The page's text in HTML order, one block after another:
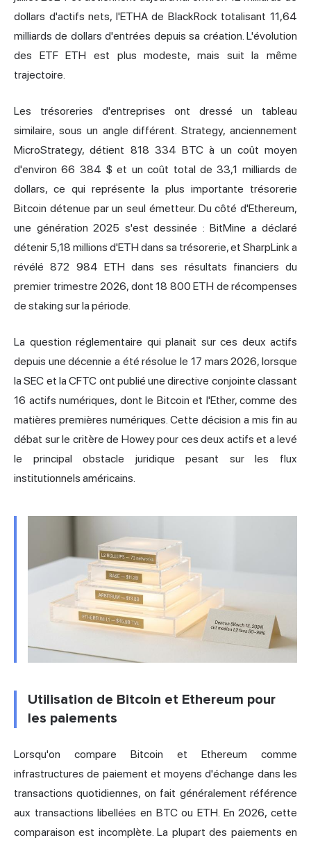
dollars d'actifs nets, l'ETHA de BlackRock totalisant 11,64
milliards de dollars d'entrées depuis sa création. L'évolution
des ETF ETH est plus modeste, mais suit la même
trajectoire.
Les trésoreries d'entreprises ont dressé un tableau
similaire, sous un angle différent. Strategy, anciennement
MicroStrategy, détient 818 334 BTC à un coût moyen
d'environ 66 384 $ et un coût total de 33,1 milliards de
dollars, ce qui représente la plus importante trésorerie
Bitcoin détenue par un seul émetteur. Du côté d'Ethereum,
une génération 2025 s'est dessinée : BitMine a déclaré
détenir 5,18 millions d'ETH dans sa trésorerie, et SharpLink a
révélé 872 984 ETH dans ses résultats financiers du
premier trimestre 2026, dont 18 800 ETH de récompenses
de staking sur la période.
La question réglementaire qui planait sur ces deux actifs
depuis une décennie a été résolue le 17 mars 2026, lorsque
la SEC et la CFTC ont publié une directive conjointe classant
16 actifs numériques, dont le Bitcoin et l'Ether, comme des
matières premières numériques. Cette décision a mis fin au
débat sur le critère de Howey pour ces deux actifs et a levé
le principal obstacle juridique pesant sur les flux
institutionnels américains.
Utilisation de Bitcoin et Ethereum pour
les paiements
Lorsqu'on compare Bitcoin et Ethereum comme
infrastructures de paiement et moyens d'échange dans les
transactions quotidiennes, on fait généralement référence
aux transactions libellées en BTC ou ETH. En 2026, cette
comparaison est incomplète. La plupart des paiements en